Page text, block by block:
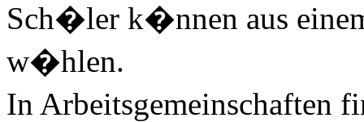
Sch�ler k�nnen aus
w�hlen.
In Arbeitsgemeinschaften